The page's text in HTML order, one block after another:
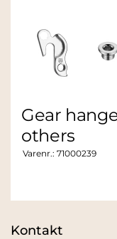
Gear
others
Varenr.: 71000239
Kontakt